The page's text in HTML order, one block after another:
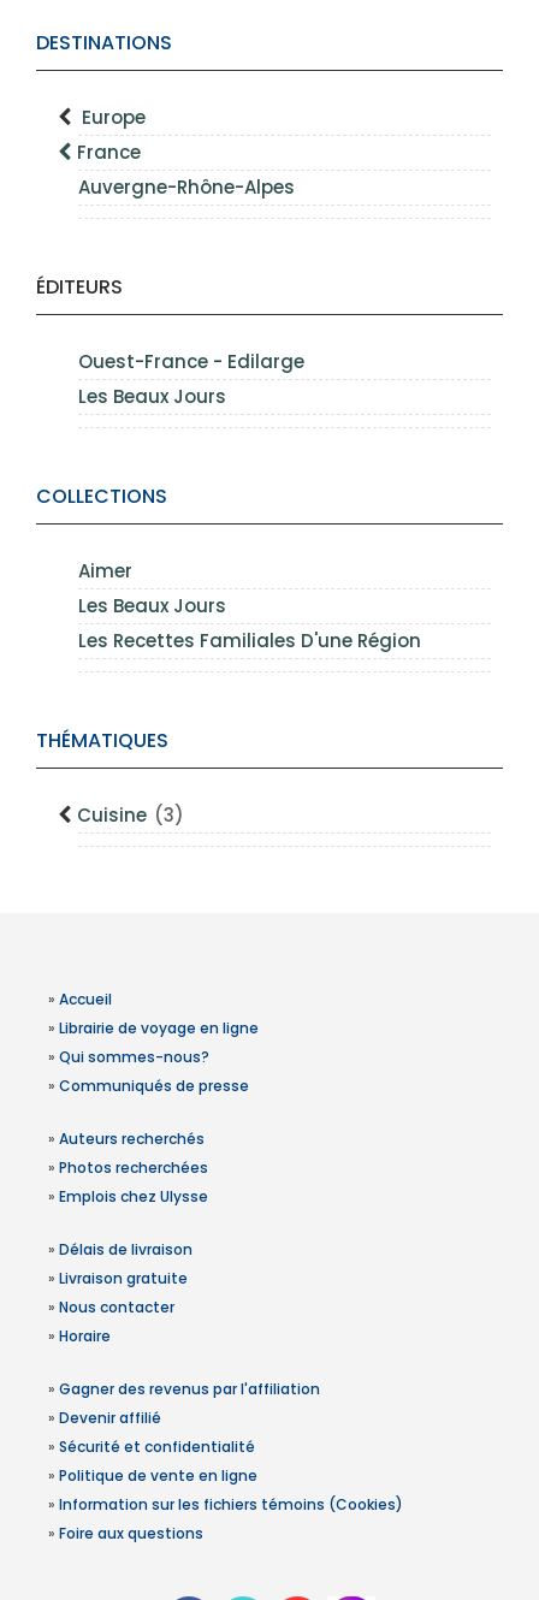
DESTINATIONS
Europe
France
Auvergne-Rhône-Alpes
ÉDITEURS
Ouest-France - Edilarge
Les Beaux Jours
COLLECTIONS
Aimer
Les Beaux Jours
Les Recettes Familiales D'une Région
THÉMATIQUES
Cuisine (3)
» Accueil
» Librairie de voyage en ligne
» Qui sommes-nous?
» Communiqués de presse
» Auteurs recherchés
» Photos recherchées
» Emplois chez Ulysse
» Délais de livraison
» Livraison gratuite
» Nous contacter
» Horaire
» Gagner des revenus par l'affiliation
» Devenir affilié
» Sécurité et confidentialité
» Politique de vente en ligne
» Information sur les fichiers témoins (Cookies)
» Foire aux questions